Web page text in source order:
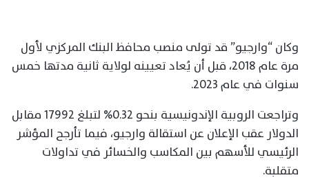
وكان “وارجيو” قد تولى منصب محافظ البنك المركزي لأول
مرة عام 2018، قبل أن يُعاد تعيينه لولاية ثانية مدتها خمس
سنوات في عام 2023.
وتراجعت الروبية الإندونيسية بنحو 0.32% لتبلغ 17992 مقابل
الدولار عقب الإعلان عن استقالة وارجيو، فيما تأرجح المؤشر
الرئيسي للأسهم بين المكاسب والخسائر في تداولات
متقلبة.